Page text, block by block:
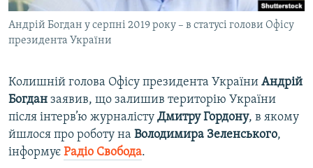
УКРАЇНСЬКА ПРОБЛЕМА КРИМУ
ІНФОГРАФІКА
ДОЛУЧАЙСЯ!
Усі сайти RFE/RL
Андрій Богдан у серпні 2019 року – в статусі голови Офісу
президента України
Колишній голова Офісу президента України Андрій
Богдан заявив, що залишив територію України
після інтерв’ю журналісту Дмитру Гордону, в якому
йшлося про роботу на Володимира Зеленського,
інформує Радіо Свобода.